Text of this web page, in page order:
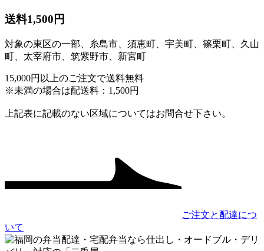
送料1,500円
対象の東区の一部 、糸島市、須恵町、宇美町、篠栗町、久山
町、太宰府市、筑紫野市、新宮町
15,000円以上のご注文で送料無料
※未満の場合は配送料：1,500円
上記表に記載のない区域についてはお問合せ下さい。
ご注文と配達につ
いて